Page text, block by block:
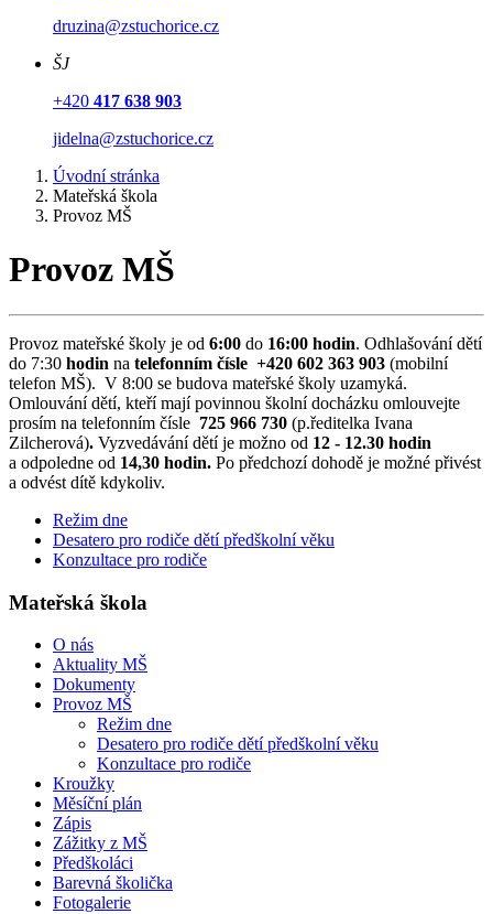
druzina@zstuchorice.cz
ŠJ
+420 417 638 903
jidelna@zstuchorice.cz
Úvodní stránka
Mateřská škola
Provoz MŠ
Provoz MŠ
Provoz mateřské školy je od 6:00 do 16:00 hodin. Odhlašování dětí
do 7:30 hodin na telefonním čísle +420 602 363 903 (mobilní
telefon MŠ). V 8:00 se budova mateřské školy uzamyká.
Omlouvání dětí, kteří mají povinnou školní docházku omlouvejte
prosím na telefonním čísle 725 966 730 (p.ředitelka Ivana
Zilcherová). Vyzvedávání dětí je možno od 12 - 12.30 hodin
a odpoledne od 14,30 hodin. Po předchozí dohodě je možné přivést
a odvést dítě kdykoliv.
Režim dne
Desatero pro rodiče dětí předškolní věku
Konzultace pro rodiče
Mateřská škola
O nás
Aktuality MŠ
Dokumenty
Provoz MŠ
Režim dne
Desatero pro rodiče dětí předškolní věku
Konzultace pro rodiče
Kroužky
Měsíční plán
Zápis
Zážitky z MŠ
Předškoláci
Barevná školička
Fotogalerie